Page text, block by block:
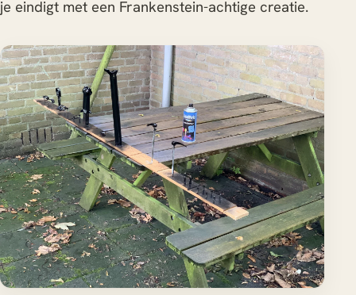
je eindigt met een Frankenstein-achtige creatie.